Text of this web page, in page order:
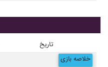
تاریخ
خلاصه بازی